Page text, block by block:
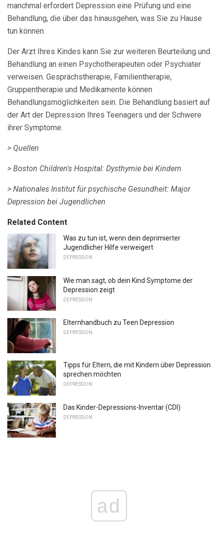
manchmal erfordert Depression eine Prüfung und eine
Behandlung, die über das hinausgehen, was Sie zu Hause
tun können.
Der Arzt Ihres Kindes kann Sie zur weiteren Beurteilung und
Behandlung an einen Psychotherapeuten oder Psychiater
verweisen. Gesprächstherapie, Familientherapie,
Gruppentherapie und Medikamente können
Behandlungsmöglichkeiten sein. Die Behandlung basiert auf
der Art der Depression Ihres Teenagers und der Schwere
ihrer Symptome.
> Quellen
> Boston Children's Hospital: Dysthymie bei Kindern
> Nationales Institut für psychische Gesundheit: Major
Depression bei Jugendlichen
Related Content
Was zu tun ist, wenn dein deprimierter
Jugendlicher Hilfe verweigert
DEPRESSION
Wie man sagt, ob dein Kind Symptome der
Depression zeigt
DEPRESSION
Elternhandbuch zu Teen Depression
DEPRESSION
Tipps für Eltern, die mit Kindern über Depression
sprechen möchten
DEPRESSION
Das Kinder-Depressions-Inventar (CDI)
DEPRESSION
ad